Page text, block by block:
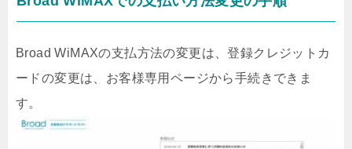
Broad WiMAXの支払方法の変更は、登録クレジットカ
ードの変更は、お客様専用ページから手続きできま
す。